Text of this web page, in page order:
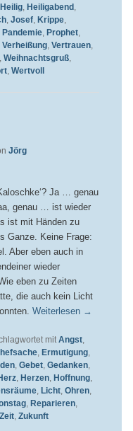
Heilig, Heiligabend,
, Josef, Krippe,
Pandemie, Prophet,
Verheißung, Vertrauen,
Weihnachtsgruß,
, Wertvoll
Jörg
Ja … genau
genau … ist wieder
ist mit Händen zu
Ganze. Keine Frage:
Aber eben auch in
wieder
eben zu Zeiten
die auch kein Licht
Weiterlesen →
mit Angst,
, Ermutigung,
, Gebet, Gedanken,
, Herzen, Hoffnung,
, Licht, Ohren,
, Reparieren,
Zeit, Zukunft